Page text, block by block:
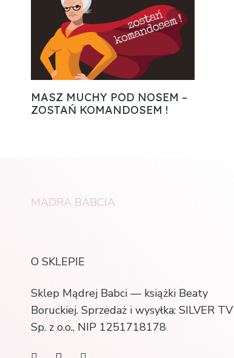
MASZ MUCHY POD NOSEM –
ZOSTAŃ KOMANDOSEM !
MĄDRA BABCIA
O SKLEPIE
Sklep Mądrej Babci — książki Beaty
Boruckiej. Sprzedaż i wysyłka: SILVER TV
Sp. z o.o., NIP 1251718178